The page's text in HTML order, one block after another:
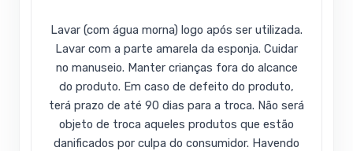
Lavar (com água morna) logo após ser utilizada.
Lavar com a parte amarela da esponja. Cuidar
no manuseio. Manter crianças fora do alcance
do produto. Em caso de defeito do produto,
terá prazo de até 90 dias para a troca. Não será
objeto de troca aqueles produtos que estão
danificados por culpa do consumidor. Havendo